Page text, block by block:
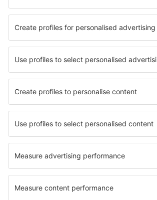
Hotel a Tokyo Hotel a Osaka Hotel
Hotel in Nozawaonsen Hotel a Niigata
Hotel in Suzy Hotel in Templeton
Hotel in Mallabia Hotel in Capo Coda
Hotel in Montasola Hotel in Sainte-Croix
Hotel in Zambrone